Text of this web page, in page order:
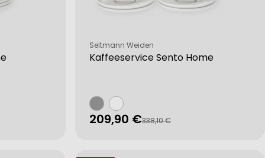
Kaffeeservice Sento Home
Verkäufer:
Seltmann Weiden
Verkaufspreis
209,90 €
Regulärer338,10 €